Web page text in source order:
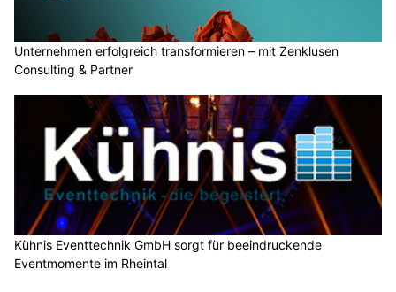
Unternehmen erfolgreich transformieren – mit Zenklusen
Consulting & Partner
Kühnis Eventtechnik GmbH sorgt für beeindruckende
Eventmomente im Rheintal